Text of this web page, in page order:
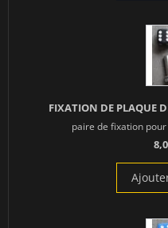
FIXATION DE PLAQUE
paire de fixation